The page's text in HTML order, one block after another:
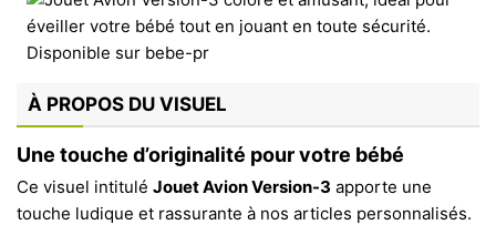
À PROPOS DU VISUEL
Une touche d’originalité pour votre bébé
Ce visuel intitulé Jouet Avion Version-3 apporte une
touche ludique et rassurante à nos articles personnalisés.